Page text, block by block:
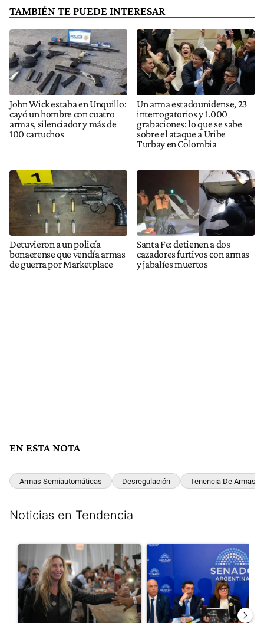
TAMBIÉN TE PUEDE INTERESAR
John Wick estaba en Unquillo:
cayó un hombre con cuatro
armas, silenciador y más de
100 cartuchos
Un arma estadounidense, 23
interrogatorios y 1.000
grabaciones: lo que se sabe
sobre el ataque a Uribe
Turbay en Colombia
Detuvieron a un policía
bonaerense que vendía armas
de guerra por Marketplace
Santa Fe: detienen a dos
cazadores furtivos con armas
y jabalíes muertos
EN ESTA NOTA
Armas Semiautomáticas Desregulación Tenencia De Armas
Noticias en Tendencia
Un artículo de tendencia con el título "Karina Milei vuelve al
Un artículo de tendencia con